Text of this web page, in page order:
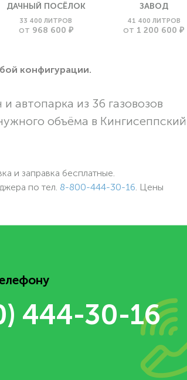
ДАЧНЫЙ ПОСЁЛОК
33 400 ЛИТРОВ
ОТ 968 600 ₽
ЗАВОД
41 400 ЛИТРОВ
ОТ 1 200 600 ₽
конфигурации.
автопарка из 36 газовозов
объёма в Кингисеппский
и заправка бесплатные.
по тел. 8-800-444-30-16 . Цены
444-30-16